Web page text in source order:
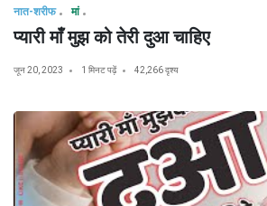
नात-शरीफ मां
प्यारी माँ मुझ को तेरी दुआ चाहिए
जून 20, 2023 1 मिनट पढ़ें 42,266 दृश्य